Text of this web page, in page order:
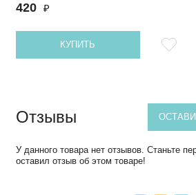
420 ₽
КУПИТЬ
Отзывы
У данного товара нет отзывов. Станьте
оставил отзыв об этом товаре!